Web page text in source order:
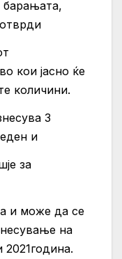
барањата,
кои јасно ќе
количини.
3
и
за
и може да се
на